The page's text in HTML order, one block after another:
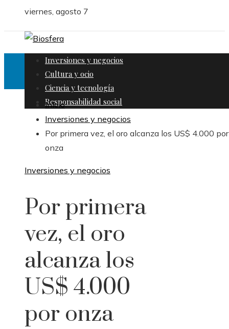
viernes, agosto 7
Inversiones y negocios
Cultura y ocio
Ciencia y tecnología
Responsabilidad social
Inicio
Inversiones y negocios
Por primera vez, el oro alcanza los US$ 4.000 por
onza
Inversiones y negocios
Por primera
vez, el oro
alcanza los
US$ 4.000
por onza